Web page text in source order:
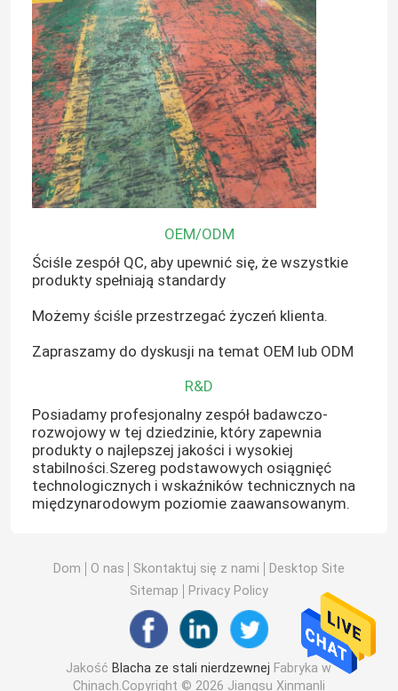
OEM/ODM
Ściśle zespół QC, aby upewnić się, że wszystkie
produkty spełniają standardy
Możemy ściśle przestrzegać życzeń klienta.
Zapraszamy do dyskusji na temat OEM lub ODM
R&D
Posiadamy profesjonalny zespół badawczo-
rozwojowy w tej dziedzinie, który zapewnia
produkty o najlepszej jakości i wysokiej
stabilności.Szereg podstawowych osiągnięć
technologicznych i wskaźników technicznych na
międzynarodowym poziomie zaawansowanym.
Dom O nas Skontaktuj się z nami
Desktop Site
Sitemap
Privacy Policy
Jakość Blacha ze stali nierdzewnej Fabryka w
Chinach.Copyright © 2026 Jiangsu Xinmanli